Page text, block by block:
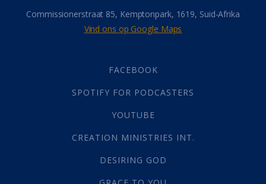
Verheerlikte liggaam
Wederkoms
(27)
Gebed(87)
Die Onse Vader(12)
God(392)
Afgode(23)
Almag(1)
Alomteenwoordig
Commissionerstraat 85, Kemptonpark, 1619, Suid-Afrika
Vind ons op Google Maps
FACEBOOK
SPOTIFY FOR PODCASTERS
YOUTUBE
CREATION MINISTRIES INT.
DESIRING GOD